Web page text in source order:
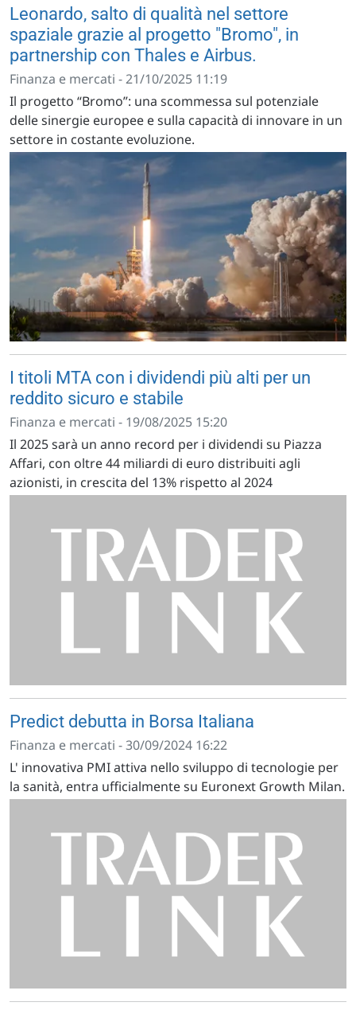
Leonardo, salto di qualità nel settore
spaziale grazie al progetto "Bromo", in
partnership con Thales e Airbus.
Finanza e mercati - 21/10/2025 11:19
Il progetto “Bromo”: una scommessa sul potenziale
delle sinergie europee e sulla capacità di innovare in un
settore in costante evoluzione.
I titoli MTA con i dividendi più alti per un
reddito sicuro e stabile
Finanza e mercati - 19/08/2025 15:20
Il 2025 sarà un anno record per i dividendi su Piazza
Affari, con oltre 44 miliardi di euro distribuiti agli
azionisti, in crescita del 13% rispetto al 2024
Predict debutta in Borsa Italiana
Finanza e mercati - 30/09/2024 16:22
L' innovativa PMI attiva nello sviluppo di tecnologie per
la sanità, entra ufficialmente su Euronext Growth Milan.